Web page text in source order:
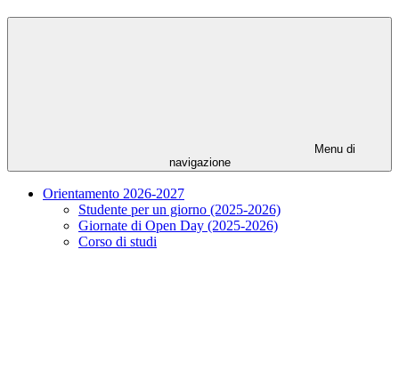
Menu di
navigazione
Orientamento 2026-2027
Studente per un giorno (2025-2026)
Giornate di Open Day (2025-2026)
Corso di studi